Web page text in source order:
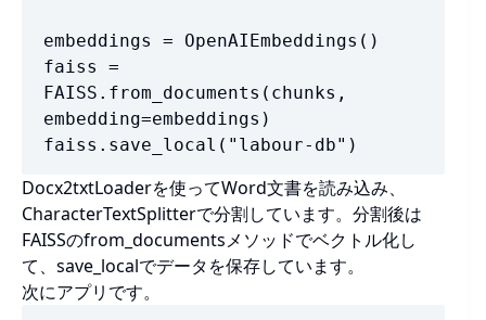
embeddings = OpenAIEmbeddings()
faiss =
FAISS.from_documents(chunks,
embedding=embeddings)
faiss.save_local("labour-db")
Docx2txtLoaderを使ってWord文書を読み込み、
CharacterTextSplitterで分割しています。分割後は
FAISSのfrom_documentsメソッドでベクトル化し
て、save_localでデータを保存しています。
次にアプリです。